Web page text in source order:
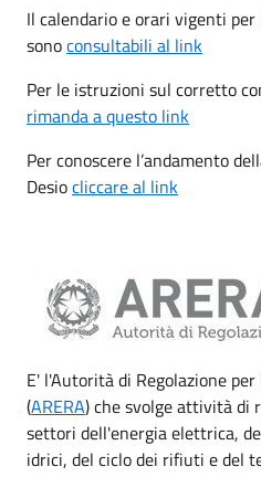
Il calendario e orari vigenti
sonoconsultabili al link
Per le istruzioni sul corretto
rimanda a questo link
Per conoscere l’andamento
Desiocliccare al link
E' l'Autorità di Regolazione
(ARERA) che svolge attività di
settori dell'energia elettrica,
idrici, del ciclo dei rifiuti e del